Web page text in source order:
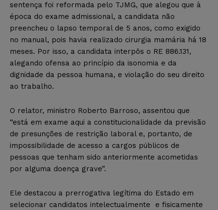
sentença foi reformada pelo TJMG, que alegou que à
época do exame admissional, a candidata não
preencheu o lapso temporal de 5 anos, como exigido
no manual, pois havia realizado cirurgia mamária há 18
meses. Por isso, a candidata interpôs o RE 886.131,
alegando ofensa ao princípio da isonomia e da
dignidade da pessoa humana, e violação do seu direito
ao trabalho.
O relator, ministro Roberto Barroso, assentou que
“está em exame aqui a constitucionalidade da previsão
de presunções de restrição laboral e, portanto, de
impossibilidade de acesso a cargos públicos de
pessoas que tenham sido anteriormente acometidas
por alguma doença grave”.
Ele destacou a prerrogativa legítima do Estado em
selecionar candidatos intelectualmente e fisicamente